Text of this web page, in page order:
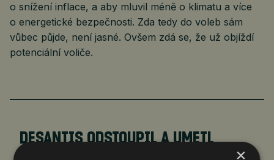
o snížení inflace, a aby mluvil méně o klimatu a více
o energetické bezpečnosti. Zda tedy do voleb sám
vůbec půjde, není jasné. Ovšem zdá se, že už objíždí
potenciální voliče.
DESANTIS ODSTOUPIL A UMETL
×